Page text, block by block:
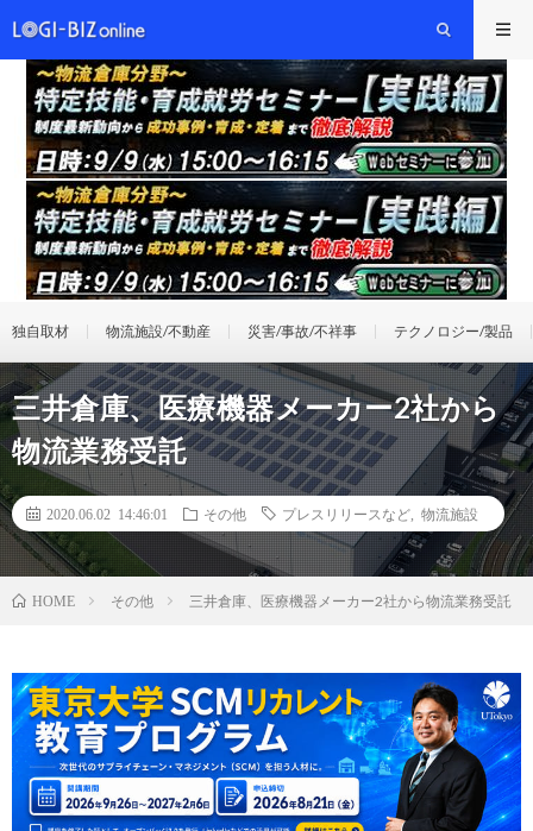
独自取材 物流施設/不動産 災害/事故/不祥事 テクノロジー/製品
三井倉庫、医療機器メーカー2社から
物流業務受託
2020.06.02 14:46:01 その他 プレスリリースなど 物流施設
HOME その他 三井倉庫、医療機器メーカー2社から物流業務受託